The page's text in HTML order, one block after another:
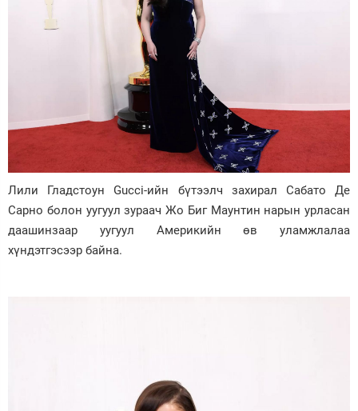
Лили Гладстоун Gucci-ийн бүтээлч захирал Сабато Де
Сарно болон уугуул зураач Жо Биг Маунтин нарын урласан
даашинзаар уугуул Америкийн өв уламжлалаа
хүндэтгэсээр байна.